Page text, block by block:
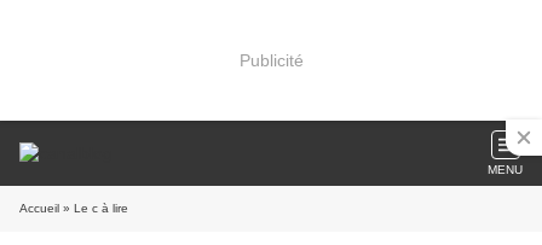
Publicité
MENU
Accueil » Le c à lire